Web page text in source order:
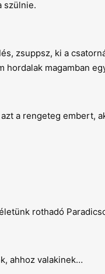
szülnie.
zsuppsz, ki a
hordalak magamban
a rengeteg embert,
rothadó
ahhoz valakinek…